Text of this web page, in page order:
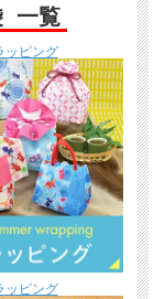
一覧
ッピング
ッピング